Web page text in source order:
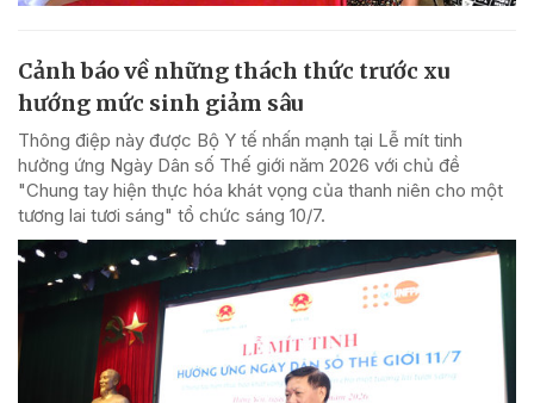
Cảnh báo về những thách thức trước xu
hướng mức sinh giảm sâu
Thông điệp này được Bộ Y tế nhấn mạnh tại Lễ mít tinh
hưởng ứng Ngày Dân số Thế giới năm 2026 với chủ đề
"Chung tay hiện thực hóa khát vọng của thanh niên cho một
tương lai tươi sáng" tổ chức sáng 10/7.